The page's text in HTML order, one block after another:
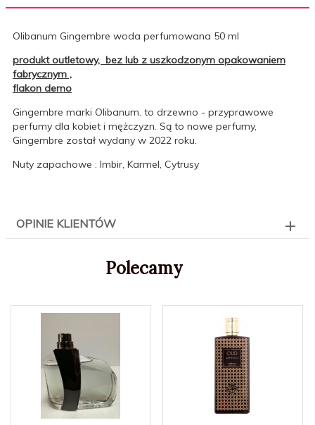
Olibanum Gingembre woda perfumowana 50 ml
produkt outletowy, bez lub z uszkodzonym opakowaniem
fabrycznym ,
flakon demo
Gingembre marki Olibanum. to drzewno - przyprawowe
perfumy dla kobiet i mężczyzn. Są to nowe perfumy,
Gingembre został wydany w 2022 roku.
Nuty zapachowe : Imbir, Karmel, Cytrusy
OPINIE KLIENTÓW
Polecamy